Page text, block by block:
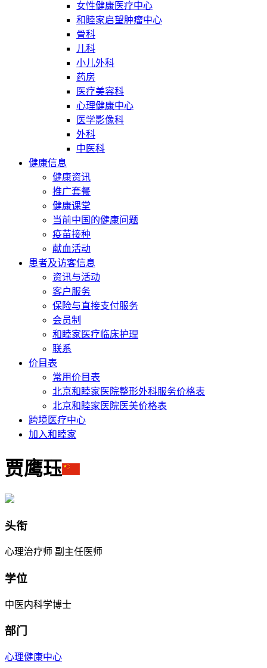
女性健康医疗中心
和睦家启望肿瘤中心
骨科
儿科
小儿外科
药房
医疗美容科
心理健康中心
医学影像科
外科
中医科
健康信息
健康资讯
推广套餐
健康课堂
当前中国的健康问题
疫苗接种
献血活动
患者及访客信息
资讯与活动
客户服务
保险与直接支付服务
会员制
和睦家医疗临床护理
联系
价目表
常用价目表
北京和睦家医院整形外科服务价格表
北京和睦家医院医美价格表
跨境医疗中心
加入和睦家
贾鹰珏
头衔
心理治疗师 副主任医师
学位
中医内科学博士
部门
心理健康中心